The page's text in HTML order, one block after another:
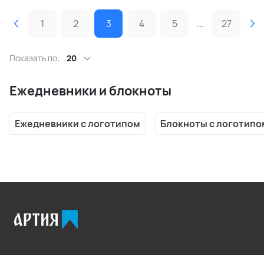
1 2 3 4 5 ... 27
Показать по: 20
Ежедневники и блокноты
Ежедневники с логотипом Блокноты с